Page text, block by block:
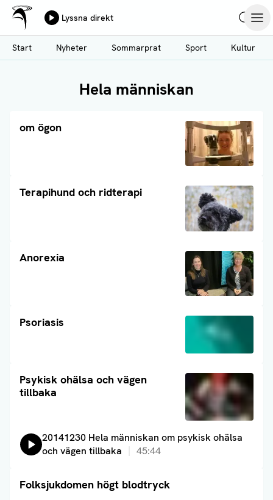
Hoppa
till
huvudinnehåll
Ålands Radio & TV
Lyssna direkt
Start
Nyheter Sommarprat Sport Kultur
Hela människan
om ögon
Läs artikel
Terapihund och ridterapi
Läs artikel
Anorexia
Läs artikel
Psoriasis
Läs artikel
Psykisk ohälsa och vägen
tillbaka
Läs artikel
Lyssna på:
20141230 Hela människan om psykisk ohälsa
och vägen tillbaka
45:44
Folksjukdomen högt blodtryck
Läs artikel